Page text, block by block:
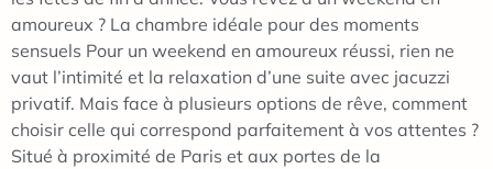
amoureux ? La chambre idéale pour des moments
sensuels Pour un weekend en amoureux réussi, rien ne
vaut l’intimité et la relaxation d’une suite avec jacuzzi
privatif. Mais face à plusieurs options de rêve, comment
choisir celle qui correspond parfaitement à vos attentes ?
Situé à proximité de Paris et aux portes de la